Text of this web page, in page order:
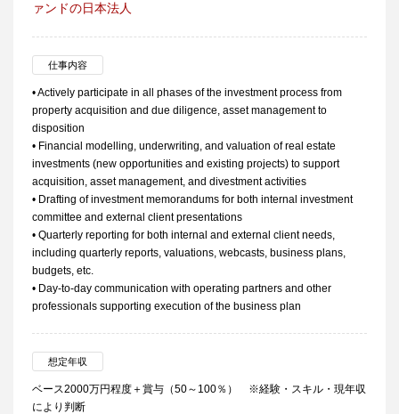
ァンドの日本法人
仕事内容
• Actively participate in all phases of the investment process from
property acquisition and due diligence, asset management to
disposition
• Financial modelling, underwriting, and valuation of real estate
investments (new opportunities and existing projects) to support
acquisition, asset management, and divestment activities
• Drafting of investment memorandums for both internal investment
committee and external client presentations
• Quarterly reporting for both internal and external client needs,
including quarterly reports, valuations, webcasts, business plans,
budgets, etc.
• Day-to-day communication with operating partners and other
professionals supporting execution of the business plan
想定年収
ベース2000万円程度＋賞与（50～100％） ※経験・スキル・現年収
により判断